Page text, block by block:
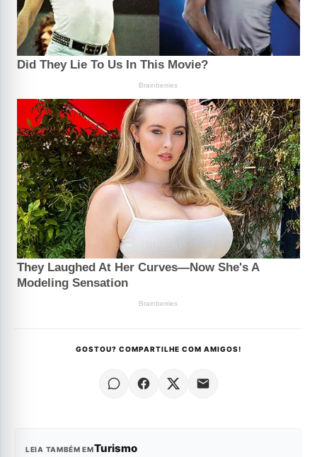
GOSTOU? COMPARTILHE COM AMIGOS!
LEIA TAMBÉM EMTurismo